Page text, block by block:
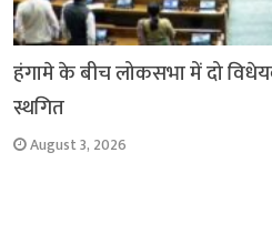
हंगामे के बीच लोकसभा में दो
स्थगित
August 3, 2026